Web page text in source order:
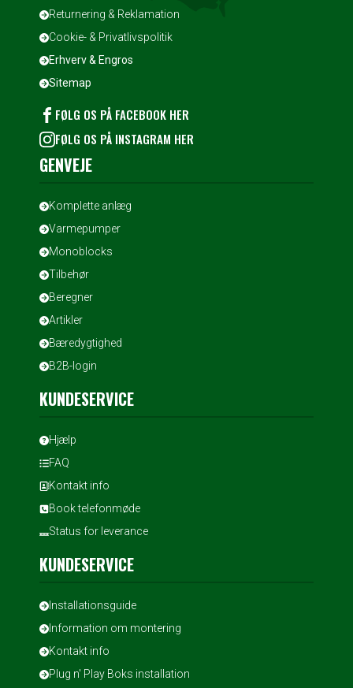
Returnering & Reklamation
Cookie- & Privatlivspolitik
Erhverv & Engros
Sitemap
FØLG OS PÅ FACEBOOK HER
FØLG OS PÅ INSTAGRAM HER
GENVEJE
Komplette anlæg
Varmepumper
Monoblocks
Tilbehør
Beregner
Artikler
Bæredygtighed
B2B-login
KUNDESERVICE
Hjælp
FAQ
Kontakt info
Book telefonmøde
Status for leverance
KUNDESERVICE
Installationsguide
Information om montering
Kontakt info
Plug n' Play Boks installation